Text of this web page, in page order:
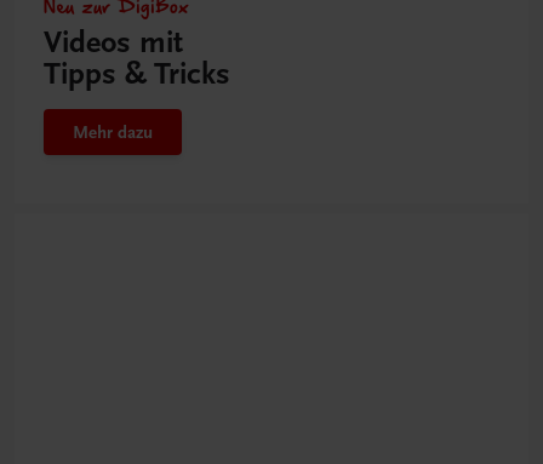
Videos mit
Tipps & Tricks
Mehr dazu